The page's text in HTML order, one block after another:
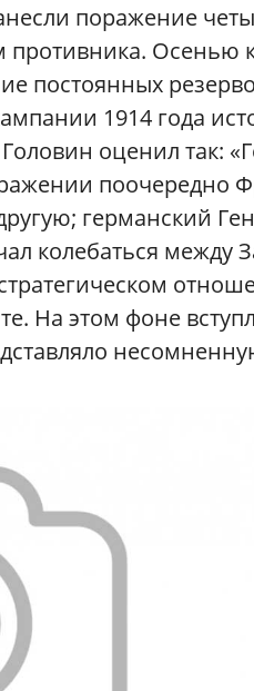
поражение
противника. Осенью
постоянных
1914 года
оценил так:
поочередно
германский
колебаться между
На этом фоне